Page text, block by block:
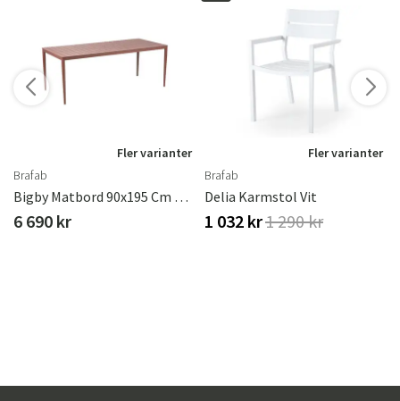
Fler varianter
Brafab
Bigby Matbord 90x195 Cm Zin Red
6 690 kr
Fler varianter
Brafab
Delia Karmstol Vit
1 032 kr1 290 kr